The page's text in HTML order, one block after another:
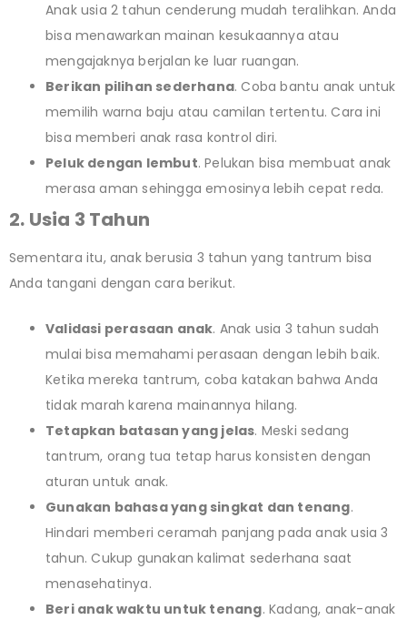
Anak usia 2 tahun cenderung mudah teralihkan. Anda
bisa menawarkan mainan kesukaannya atau
mengajaknya berjalan ke luar ruangan.
Berikan pilihan sederhana. Coba bantu anak untuk
memilih warna baju atau camilan tertentu. Cara ini
bisa memberi anak rasa kontrol diri.
Peluk dengan lembut. Pelukan bisa membuat anak
merasa aman sehingga emosinya lebih cepat reda.
2. Usia 3 Tahun
Sementara itu, anak berusia 3 tahun yang tantrum bisa
Anda tangani dengan cara berikut.
Validasi perasaan anak. Anak usia 3 tahun sudah
mulai bisa memahami perasaan dengan lebih baik.
Ketika mereka tantrum, coba katakan bahwa Anda
tidak marah karena mainannya hilang.
Tetapkan batasan yang jelas. Meski sedang
tantrum, orang tua tetap harus konsisten dengan
aturan untuk anak.
Gunakan bahasa yang singkat dan tenang.
Hindari memberi ceramah panjang pada anak usia 3
tahun. Cukup gunakan kalimat sederhana saat
menasehatinya.
Beri anak waktu untuk tenang. Kadang, anak-anak